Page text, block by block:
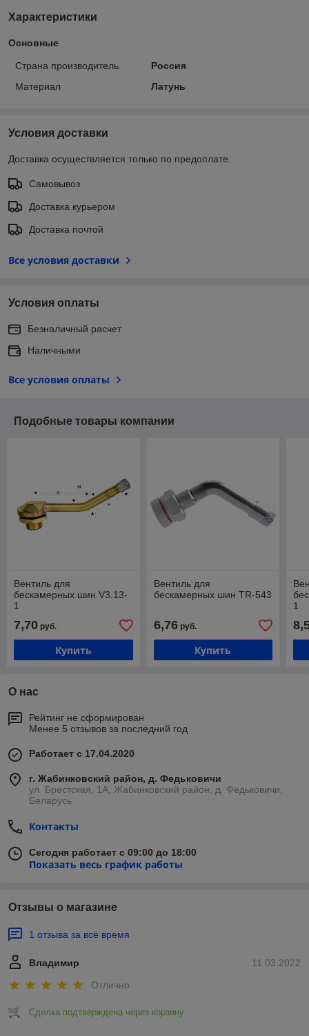
Характеристики
Основные
Страна производитель
Россия
Материал
Латунь
Условия доставки
Доставка осуществляется только по предоплате.
Самовывоз
Доставка курьером
Доставка почтой
Все условия доставки
Условия оплаты
Безналичный расчет
Наличными
Все условия оплаты
Подобные товары компании
Вентиль для
бескамерных шин V3.13-
1
7,70 руб.
Купить
Вентиль для
бескамерных шин TR-543
6,76руб.
Купить
1
О нас
Рейтинг не сформирован
Менее 5 отзывов за последний год
Работает с 17.04.2020
г. Жабинковский район, д. Федьковичи
ул. Брестская, 1А, Жабинковский район, д. Федьковичи,
Беларусь
Контакты
Сегодня работает с 09:00 до 18:00
Показать весь график работы
Отзывы о магазине
1 отзыва за всё время
11.03.2022
Владимир
Отлично
Сделка подтверждена через корзину